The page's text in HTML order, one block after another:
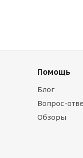
Помощь
Блог
Вопрос-
Обзоры